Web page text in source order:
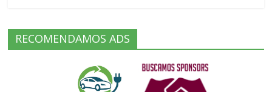
RECOMENDAMOS ADS